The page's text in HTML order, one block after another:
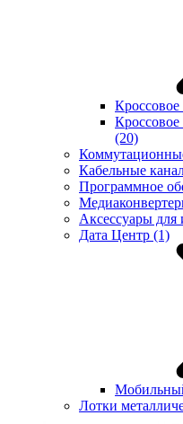
Кроссовое
Кроссовое
(20)
Кабельные
Программное
Аксессуары
Дата Центр (1)
Лотки